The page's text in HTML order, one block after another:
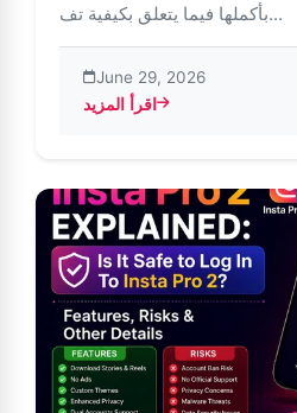
بأكملها فيما يتعلق بكيفية تف...
June 29, 2026
اقرأ المزيد